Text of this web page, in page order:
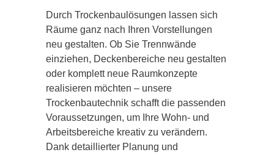
Durch Trockenbaulösungen lassen sich
Räume ganz nach Ihren Vorstellungen
neu gestalten. Ob Sie Trennwände
einziehen, Deckenbereiche neu gestalten
oder komplett neue Raumkonzepte
realisieren möchten – unsere
Trockenbautechnik schafft die passenden
Voraussetzungen, um Ihre Wohn- und
Arbeitsbereiche kreativ zu verändern.
Dank detaillierter Planung und